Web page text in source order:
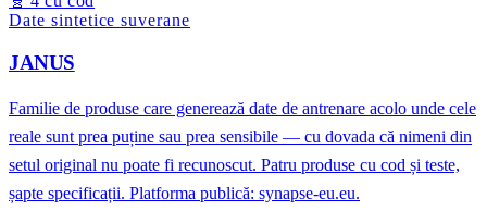
Date sintetice suverane
JANUS
Familie de produse care generează date de antrenare acolo unde cele
reale sunt prea puține sau prea sensibile — cu dovada că nimeni din
setul original nu poate fi recunoscut. Patru produse cu cod și teste,
șapte specificații. Platforma publică: synapse-eu.eu.